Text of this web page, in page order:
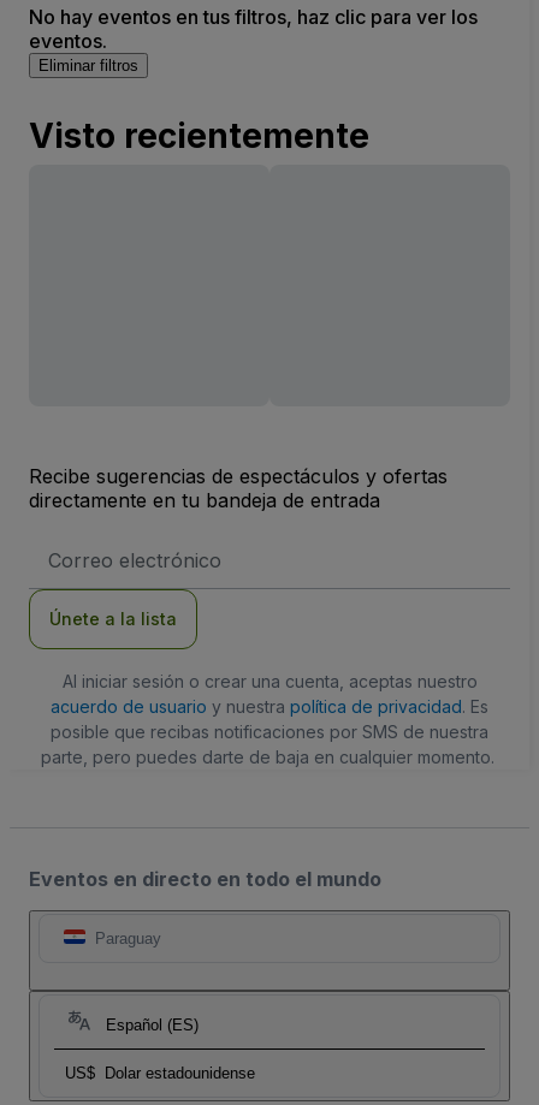
No hay eventos en tus filtros, haz clic para ver los
eventos.
Eliminar filtros
Visto recientemente
Recibe sugerencias de espectáculos y ofertas
directamente en tu bandeja de entrada
de
Únete a la lista
Al iniciar sesión o crear una cuenta, aceptas nuestro
acuerdo de usuario y nuestra política de privacidad. Es
posible que recibas notificaciones por SMS de nuestra
parte, pero puedes darte de baja en cualquier momento.
Eventos en directo en todo el mundo
Paraguay
Español (ES)
US$ Dolar estadounidense